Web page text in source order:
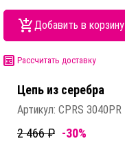
Добавить в корзину
Рассчитать доставку
Цепь из серебра
Артикул: CPRS 3040PR
2 466 ₽ -30%